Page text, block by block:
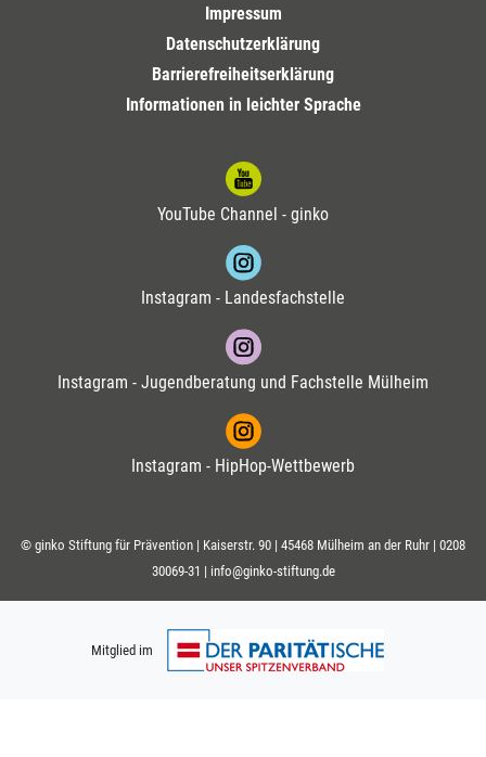
Impressum
Datenschutzerklärung
Barrierefreiheitserklärung
Informationen in leichter Sprache
YouTube Channel - ginko
Instagram - Landesfachstelle
Instagram - Jugendberatung und Fachstelle Mülheim
Instagram - HipHop-Wettbewerb
© ginko Stiftung für Prävention | Kaiserstr. 90 | 45468 Mülheim an der Ruhr | 0208
30069-31 | info@ginko-stiftung.de
Mitglied im